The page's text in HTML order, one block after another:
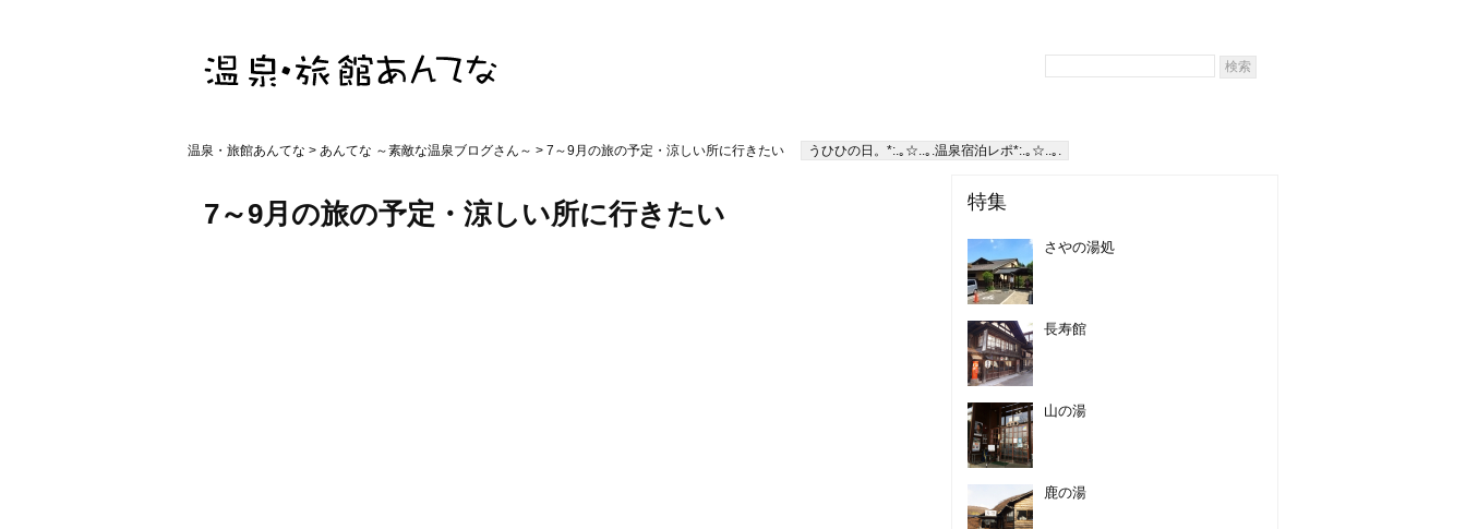
温泉・旅館あんてな > あんてな ～素敵な温泉ブログさん～ > 7～9月の旅の予定・涼しい所に行きたい うひひの日。*:.｡☆..｡.温泉宿泊レポ*:.｡☆..｡.
7～9月の旅の予定・涼しい所に行きたい 特集
さやの湯処
長寿館
山の湯
鹿の湯